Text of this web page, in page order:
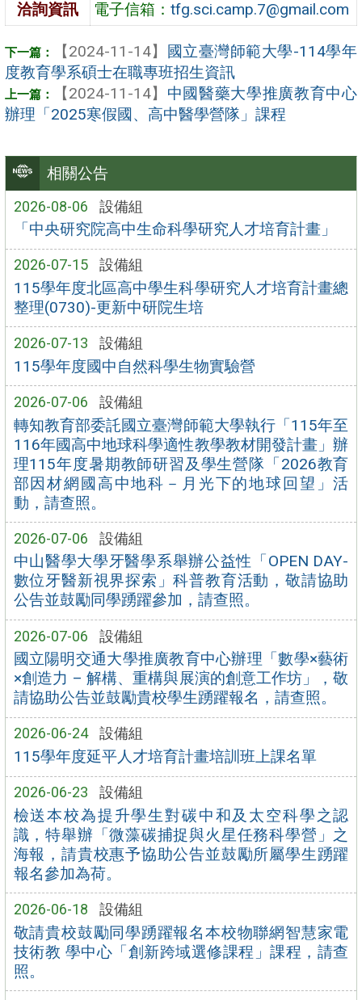
相關公告
2026-08-06 設備組
「中央研究院高中生命科學研究人才培育計畫」
2026-07-15 設備組
115學年度北區高中學生科學研究人才培育計畫總
整理(0730)-更新中研院生培
2026-07-13 設備組
115學年度國中自然科學生物實驗營
2026-07-06 設備組
轉知教育部委託國立臺灣師範大學執行「115年至
116年國高中地球科學適性教學教材開發計畫」辦
理115年度暑期教師研習及學生營隊「2026教育
部因材網國高中地科－月光下的地球回望」活
動，請查照。
2026-07-06 設備組
中山醫學大學牙醫學系舉辦公益性「OPEN DAY-
數位牙醫新視界探索」科普教育活動，敬請協助
公告並鼓勵同學踴躍參加，請查照。
2026-07-06 設備組
國立陽明交通大學推廣教育中心辦理「數學×藝術
×創造力 – 解構、重構與展演的創意工作坊」，敬
請協助公告並鼓勵貴校學生踴躍報名，請查照。
2026-06-24 設備組
115學年度延平人才培育計畫培訓班上課名單
2026-06-23 設備組
檢送本校為提升學生對碳中和及太空科學之認
識，特舉辦「微藻碳捕捉與火星任務科學營」之
海報，請貴校惠予協助公告並鼓勵所屬學生踴躍
報名參加為荷。
2026-06-18 設備組
敬請貴校鼓勵同學踴躍報名本校物聯網智慧家電
技術教 學中心「創新跨域選修課程」課程，請查
照。
洽詢資訊
電子信箱：tfg.sci.camp.7@gmail.com
【2024-11-14】 國立臺灣師範大學-114學年
度教育學系碩士在職專班招生資訊
【2024-11-14】 中國醫藥大學推廣教育中心
辦理「2025寒假國、高中醫學營隊」課程